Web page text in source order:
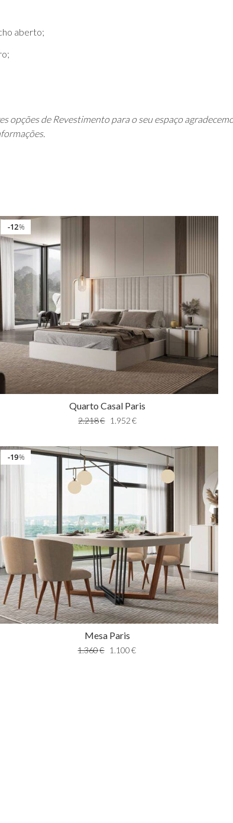
aberto;
opções de Revestimento para o seu espaço
%
12
Quarto Casal Paris
2.218€ 1.952 €
%
19
Mesa Paris
1.360€ 1.100 €